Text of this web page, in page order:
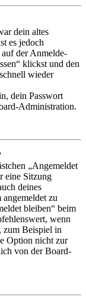
dein altes
es jedoch
der Anmelde-
klickst und den
wieder
dein Passwort
Administration.
„Angemeldet
eine Sitzung
deines
zu
bleiben“ beim
wenn
zum Beispiel in
Option nicht zur
von der Board-